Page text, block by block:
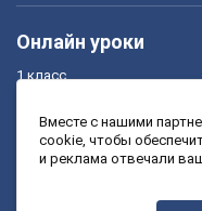
Онлайн уроки
1 класс
3 класс
Вместе с нашими
cookie, чтобы
и реклама отвечали